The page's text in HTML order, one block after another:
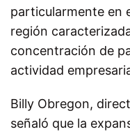
particularmente en
región
concentración de
actividad
Billy Obregon,
señaló que la